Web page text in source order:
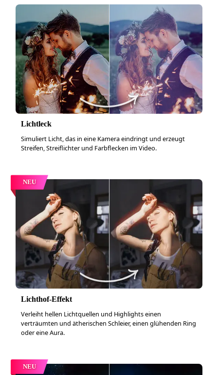
Lichtleck
Simuliert Licht, das in eine Kamera eindringt und erzeugt
Streifen, Streiflichter und Farbflecken im Video.
NEU
Lichthof-Effekt
Verleiht hellen Lichtquellen und Highlights einen
verträumten und ätherischen Schleier, einen glühenden Ring
oder eine Aura.
NEU